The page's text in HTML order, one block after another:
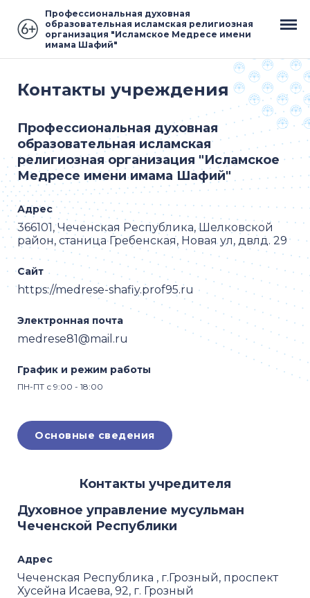
Профессиональная духовная
образовательная исламская религиозная
организация "Исламское Медресе имени
имама Шафий"
Контакты учреждения
Профессиональная духовная
образовательная исламская
религиозная организация "Исламское
Медресе имени имама Шафий"
Адрес
366101, Чеченская Республика, Шелковской
район, станица Гребенская, Новая ул, двлд. 29
Сайт
https://medrese-shafiy.prof95.ru
Электронная почта
medrese81@mail.ru
График и режим работы
ПН-ПТ с 9:00 - 18:00
Основные сведения
Контакты учредителя
Духовное управление мусульман
Чеченской Республики
Адрес
Чеченская Республика , г.Грозный, проспект
Хусейна Исаева, 92, г. Грозный